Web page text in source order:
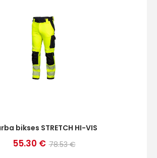
bikses STRETCH HI-VIS
55.30 € 78.53 €